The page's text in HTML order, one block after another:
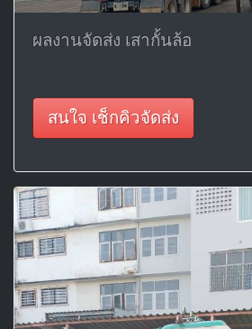
ผลงานจัดส่ง เสากั้นล้อ
สนใจ เช็กคิวจัดส่ง